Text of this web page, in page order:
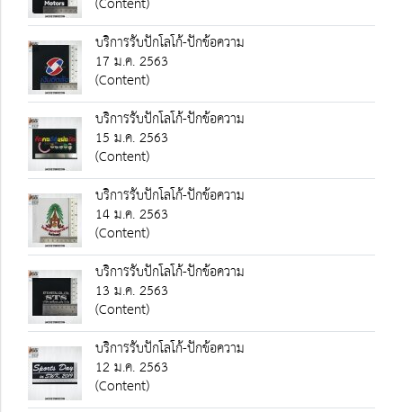
บริการรับปักโลโก้-ปักข้อความ
17 ม.ค. 2563
(Content)
บริการรับปักโลโก้-ปักข้อความ
15 ม.ค. 2563
(Content)
บริการรับปักโลโก้-ปักข้อความ
14 ม.ค. 2563
(Content)
บริการรับปักโลโก้-ปักข้อความ
13 ม.ค. 2563
(Content)
บริการรับปักโลโก้-ปักข้อความ
12 ม.ค. 2563
(Content)